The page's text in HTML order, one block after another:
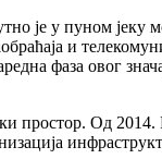
је у пуном јеку
и
фаза овог
простор. Од